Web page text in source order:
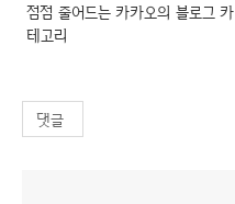
점점 줄어드는 카카오의 블로그 카
테고리
댓글